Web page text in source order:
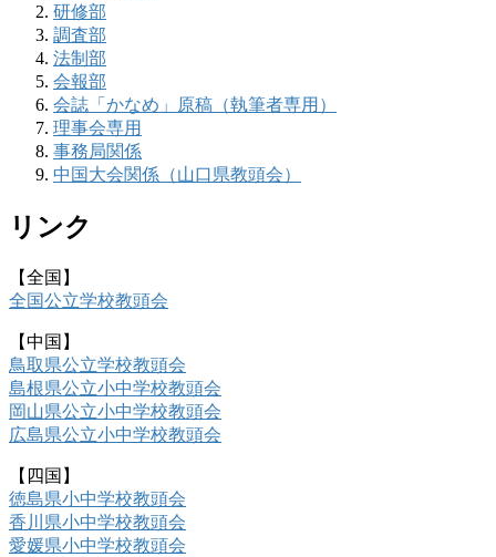
研修部
調査部
法制部
会報部
会誌「かなめ」原稿（執筆者専用）
理事会専用
事務局関係
中国大会関係（山口県教頭会）
リンク
【全国】
全国公立学校教頭会
【中国】
鳥取県公立学校教頭会
島根県公立小中学校教頭会
岡山県公立小中学校教頭会
広島県公立小中学校教頭会
【四国】
徳島県小中学校教頭会
香川県小中学校教頭会
愛媛県小中学校教頭会